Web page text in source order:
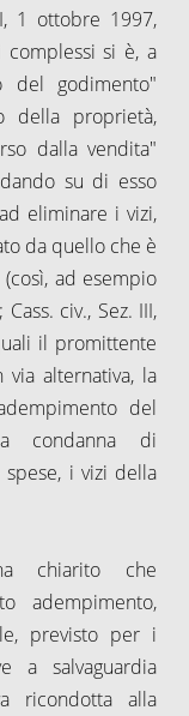
1 ottobre 1997,
si è, a
del godimento"
della proprietà,
dalla vendita"
su di esso
eliminare i vizi,
da quello che è
ad esempio
civ., Sez. III,
il promittente
alternativa, la
del
condanna di
i vizi della
chiarito che
adempimento,
previsto per i
a salvaguardia
ricondotta alla